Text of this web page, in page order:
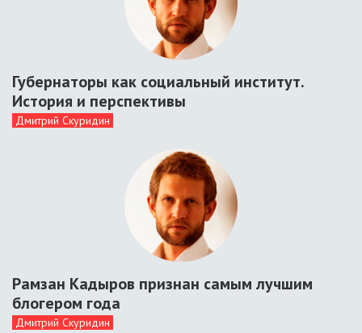
Губернаторы как социальный институт.
История и перспективы
Дмитрий Скуридин
Рамзан Кадыров признан самым лучшим
блогером года
Дмитрий Скуридин